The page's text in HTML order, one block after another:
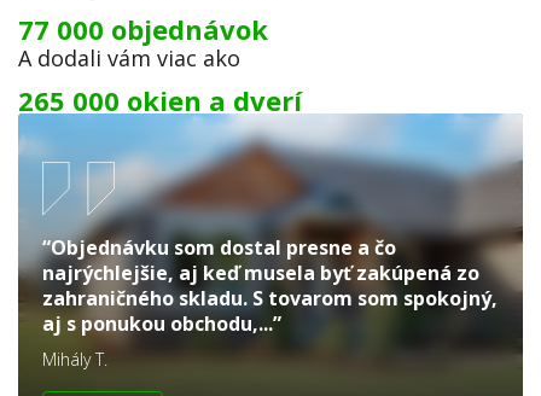
77 000 objednávok
A dodali vám viac ako
265 000 okien a dverí
“Objednávku som dostal presne a čo
najrýchlejšie, aj keď musela byť zakúpená zo
zahraničného skladu. S tovarom som spokojný,
aj s ponukou obchodu,...”
Mihály T.